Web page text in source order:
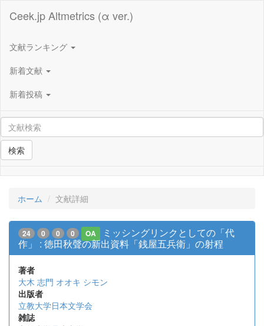
Ceek.jp Altmetrics (α ver.)
文献ランキング
新着文献
新着投稿
検索
ホーム 文献詳細
24 0 0 0 OA
ミッシングリンクとしての「代
作」 : 徳田秋聲の新出資料「銭屋五兵衛」の射程
著者
大木 志門 オオキ シモン
出版者
立教大学日本文学会
雑誌